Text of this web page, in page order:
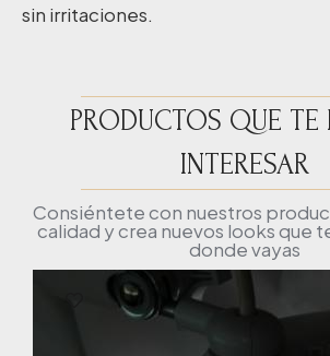
sin irritaciones.
PRODUCTOS QUE TE
INTERESAR
Consiéntete con nuestros
calidad y crea nuevos looks que
donde vayas